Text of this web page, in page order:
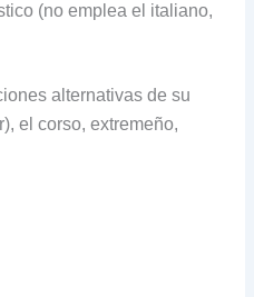
(no emplea el italiano,
alternativas de su
el corso, extremeño,